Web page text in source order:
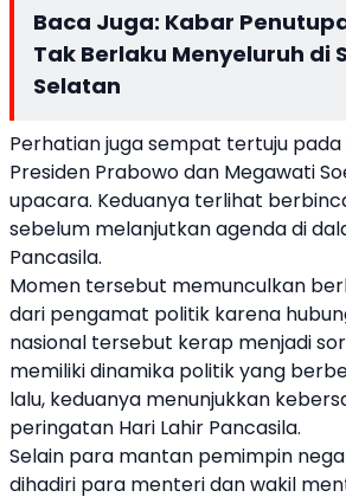
Baca Juga: Kabar
Tak Berlaku Menyeluruh di
Selatan
Perhatian juga sempat tertuju
Presiden Prabowo dan Megawati
upacara. Keduanya terlihat
sebelum melanjutkan agenda di
Pancasila.
Momen tersebut memunculkan
dari pengamat politik karena
nasional tersebut kerap menjadi
memiliki dinamika politik yang
lalu, keduanya menunjukkan
peringatan Hari Lahir Pancasila.
Selain para mantan pemimpin
dihadiri para menteri dan wakil